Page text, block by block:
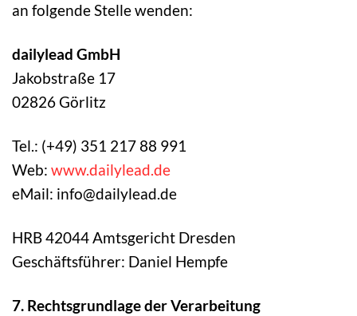
an folgende Stelle wenden:
dailylead GmbH
Jakobstraße 17
02826 Görlitz
Tel.: (+49) 351 217 88 991
Web: www.dailylead.de
eMail: info@dailylead.de
HRB 42044 Amtsgericht Dresden
Geschäftsführer: Daniel Hempfe
7. Rechtsgrundlage der Verarbeitung